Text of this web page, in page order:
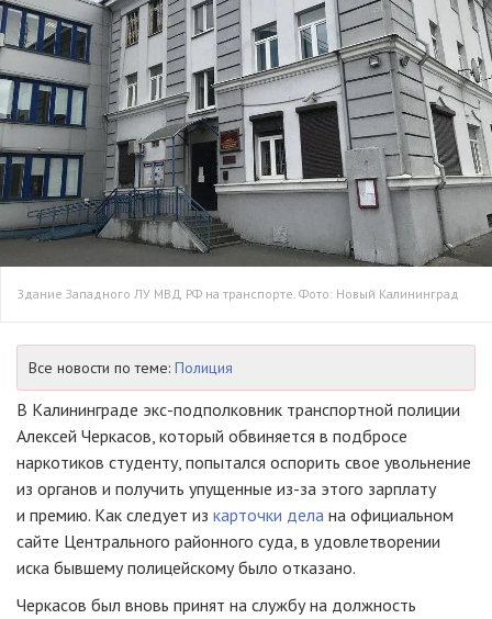
Здание Западного ЛУ МВД РФ на транспорте. Фото: Новый Калининград
Все новости по теме: Полиция
В Калининграде экс-подполковник транспортной полиции
Алексей Черкасов, который обвиняется в подбросе
наркотиков студенту, попытался оспорить свое увольнение
из органов и получить упущенные из-за этого зарплату
и премию. Как следует из карточки дела на официальном
сайте Центрального районного суда, в удовлетворении
иска бывшему полицейскому было отказано.
Черкасов был вновь принят на службу на должность